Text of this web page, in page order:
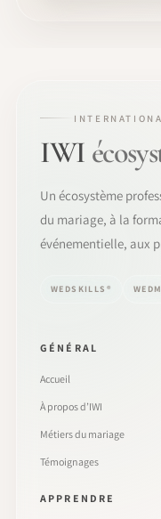
IWI
Un écosystème
du mariage, à la
événementielle, aux
WEDSKILLS®
GÉNÉRAL
Accueil
À propos d’IWI
Métiers du mariage
Témoignages
APPRENDRE